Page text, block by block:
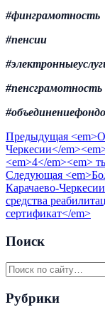
#финграмотность
#пенсии
#пенсграмотность
Предыдущая
Черкесии</
<em>4</em><em>
Следующая
Карачаево-
средства
сертификат</em>
Поиск
Рубрики